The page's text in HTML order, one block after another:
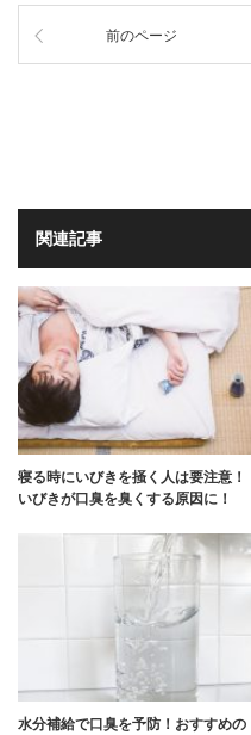
前のページ
関連記事
寝る時にいびきを掻く人は要注意！
いびきが口臭を臭くする原因に！
水分補給で口臭を予防！おすすめの